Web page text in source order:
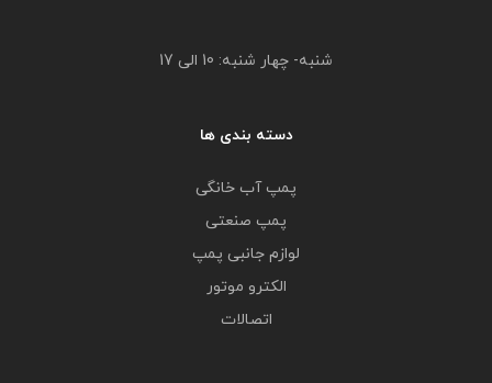
شنبه- چهار شنبه: 10 الی 17
دسته بندی ها
پمپ آب خانگی
پمپ صنعتی
لوازم جانبی پمپ
الکترو موتور
اتصالات